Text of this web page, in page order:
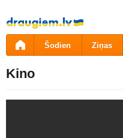
Pāriet
uz
saturu
Šodien Ziņas
Kino